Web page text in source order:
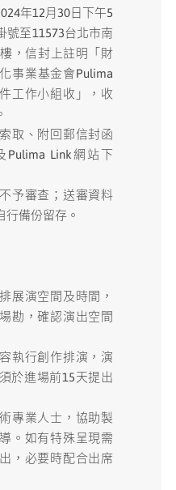
年12月30日下午5
號至11573台北市南
，信封上註明「財
事業基金會Pulima
工作小組收」，收
取、附回郵信封函
Link網站下
予審查；送審資料
行備份留存。
展演空間及時間，
勘，確認演出空間
執行創作排演，演
於進場前15天提出
專業人士，協助製
。如有特殊呈現需
，必要時配合出席